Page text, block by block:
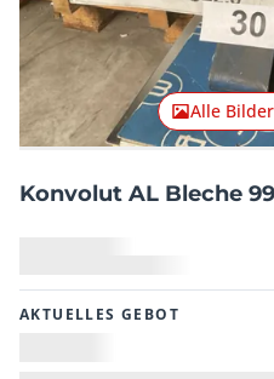
Alle
Konvolut AL Bleche
AKTUELLES GEBOT